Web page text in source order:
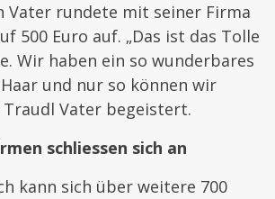
Vater rundete mit seiner Firma
500 Euro auf. „Das ist das Tolle
Wir haben ein so wunderbares
und nur so können wir
Vater begeistert.
schliessen sich an
kann sich über weitere 700